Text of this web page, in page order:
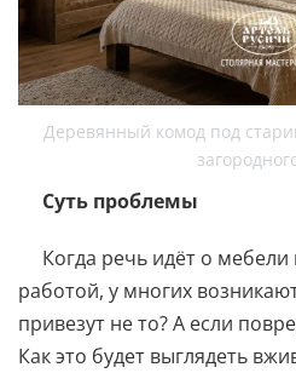
Деревянный комод под
Суть проблемы
Когда речь идёт о мебели
работой, у многих
привезут не то? А если
Как это будет выглядеть